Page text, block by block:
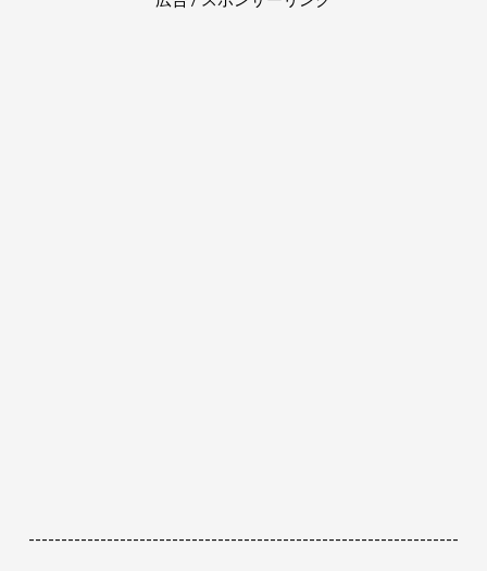
------------------------------------------------------------------